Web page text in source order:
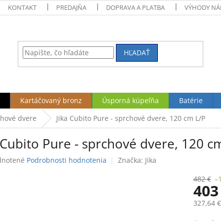
KONTAKT PREDAJŇA DOPRAVA A PLATBA VÝHODY
HĽADAŤ
Kartáčovaný bronz Úsporná kúpeľňa Batérie
dvere
Jika Cubito Pure - sprchové dvere, 120 cm L/P
Pure - sprchové dvere, 120
Podrobnosti hodnotenia Značka: Jika
482 €
327,64